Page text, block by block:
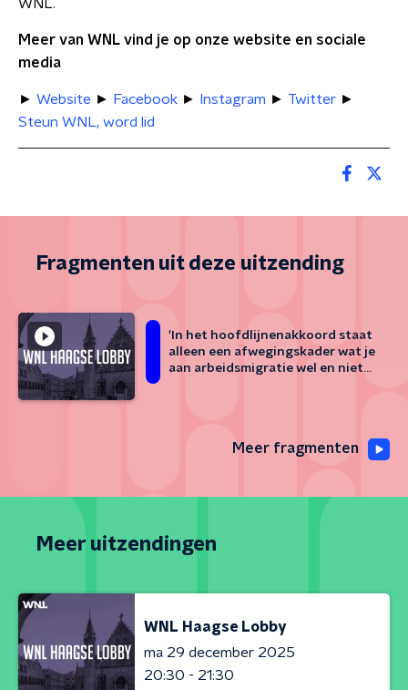
WNL.
Meer van WNL vind je op onze website en sociale
media
► Website ► Facebook ► Instagram ► Twitter ►
Steun WNL, word lid
Fragmenten uit deze uitzending
'In het hoofdlijnenakkoord staat
alleen een afwegingskader wat je
aan arbeidsmigratie wel en niet
Meer fragmenten
Meer uitzendingen
WNL Haagse Lobby
ma 29 december 2025
20:30 - 21:30